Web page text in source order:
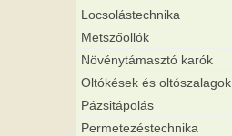
Locsolástechnika
Metszőollók
Növénytámasztó karók
Oltókések és oltószalagok
Pázsitápolás
Permetezéstechnika